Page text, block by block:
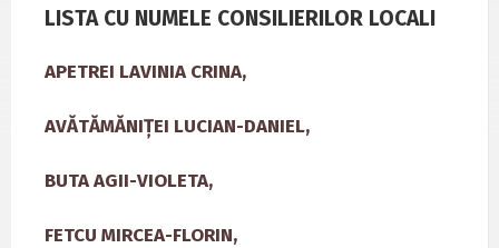
LISTA CU NUMELE CONSILIERILOR LOCALI
APETREI LAVINIA CRINA,
AVĂTĂMĂNIȚEI LUCIAN-DANIEL,
BUTA AGII-VIOLETA,
FETCU MIRCEA-FLORIN,